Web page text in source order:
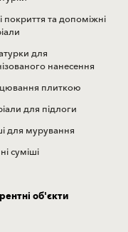
покриття та допоміжні
для
нанесення
плиткою
для підлоги
для мурування
суміші
об'єкти